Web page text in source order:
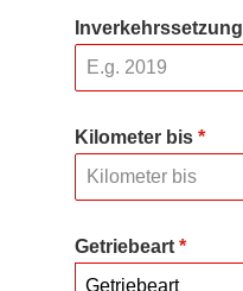
Inverkehrssetzung
Kilometer bis *
Getriebeart *
Getriebeart